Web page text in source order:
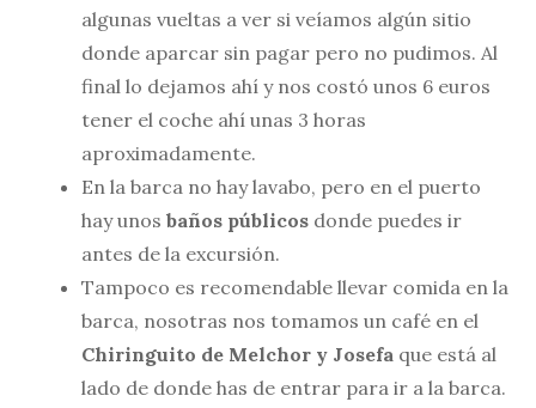
algunas vueltas a ver si veíamos algún sitio
donde aparcar sin pagar pero no pudimos. Al
final lo dejamos ahí y nos costó unos 6 euros
tener el coche ahí unas 3 horas
aproximadamente.
En la barca no hay lavabo, pero en el puerto
hay unos baños públicos donde puedes ir
antes de la excursión.
Tampoco es recomendable llevar comida en la
barca, nosotras nos tomamos un café en el
Chiringuito de Melchor y Josefa que está al
lado de donde has de entrar para ir a la barca.